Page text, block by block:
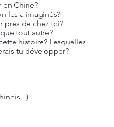
en Chine?
les a imaginés?
près de chez toi?
tout autre?
histoire? Lesquelles
tu développer?